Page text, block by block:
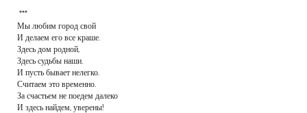
***
Мы любим город свой
И делаем его все краше.
Здесь дом родной,
Здесь судьбы наши.
И пусть бывает нелегко.
Считаем это временно.
За счастьем не поедем далеко
И здесь найдем, уверены!